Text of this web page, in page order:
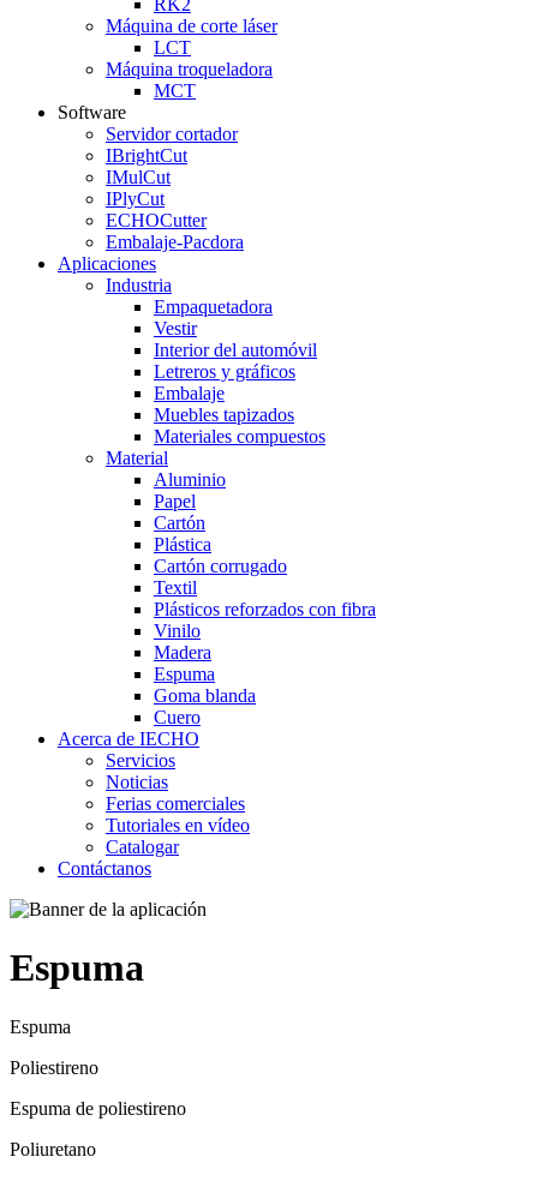
RK2
Máquina de corte láser
LCT
Máquina troqueladora
MCT
Software
Servidor cortador
IBrightCut
IMulCut
IPlyCut
ECHOCutter
Embalaje-Pacdora
Aplicaciones
Industria
Empaquetadora
Vestir
Interior del automóvil
Letreros y gráficos
Embalaje
Muebles tapizados
Materiales compuestos
Material
Aluminio
Papel
Cartón
Plástica
Cartón corrugado
Textil
Plásticos reforzados con fibra
Vinilo
Madera
Espuma
Goma blanda
Cuero
Acerca de IECHO
Servicios
Noticias
Ferias comerciales
Tutoriales en vídeo
Catalogar
Contáctanos
Espuma
Espuma
Poliestireno
Espuma de poliestireno
Poliuretano